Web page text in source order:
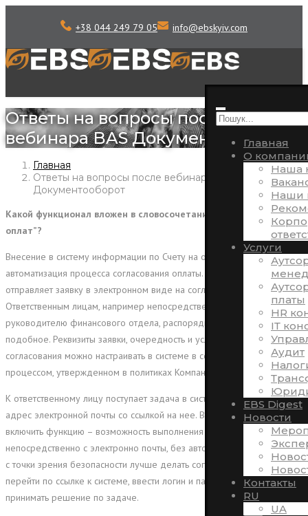
+38 044 249 79 05 info@ebskyiv.com
Главная
О
Наша
Наши
Услуги
платы
HR
ІТ
Аудит
EBS Digest
Новости
Контакты
RU
UA
Ответы на вопросы после
вебинара BAS Документооборот
Главная
Ответы на вопросы после вебинара BAS
Документооборот
Какой функционал вложен в словосочетание “авторизация
оплат”?
Внесение в систему информации по Счету на оплату от поставщика,
автоматизация процесса согласования оплаты. То есть, инициатор
отправляет заявку в электронном виде на согласование
Ответственным лицам, например непосредственному руководителю,
руководителю финансового отдела, распорядителю бюджета и тому
подобное. Реквизиты заявки, очередность и условия маршрута
согласования можно настраивать в системе в соответствии с
процессом, утвержденном в политиках Компании.
К ответственному лицу поступает задача в системе и сообщения на
адрес электронной почты со ссылкой на нее. В системе можно
включить функцию – возможность выполнения задачи
непосредственно с электронно почты, без авторизации в системе, но,
с точки зрения безопасности лучше делать согласование в два этапа:
перейти по ссылке к системе, ввести логин и пароль, после чего
принимать решение по задаче.